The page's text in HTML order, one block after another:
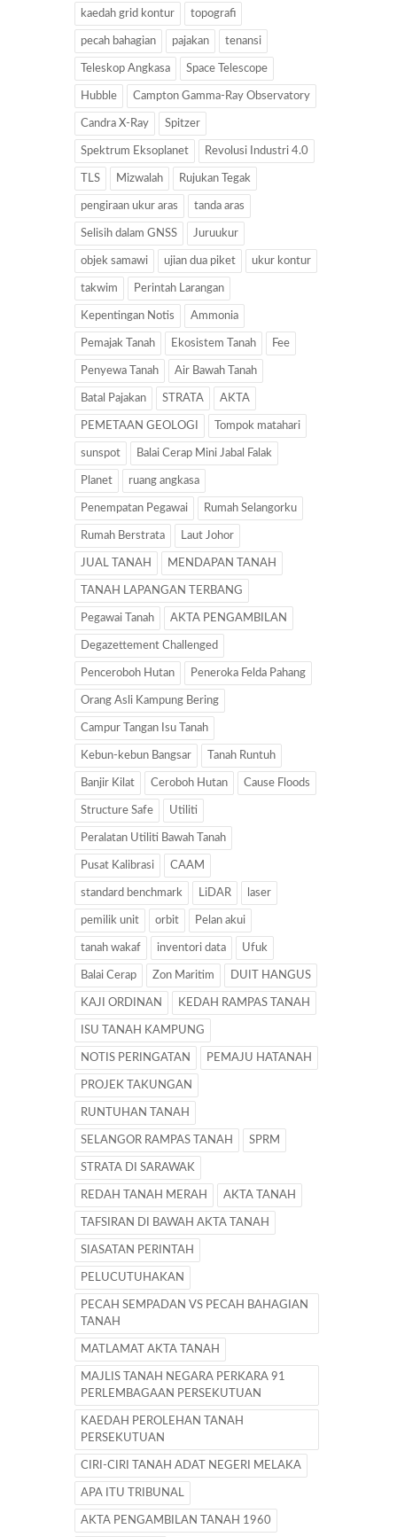
kaedah grid kontur topografi
pecah bahagian pajakan tenansi
Teleskop Angkasa Space Telescope
Hubble Campton Gamma-Ray Observatory
Candra X-Ray Spitzer
Spektrum Eksoplanet Revolusi Industri 4.0
TLS Mizwalah Rujukan Tegak
pengiraan ukur aras tanda aras
Selisih dalam GNSS Juruukur
objek samawi ujian dua piket ukur kontur
takwim Perintah Larangan
Kepentingan Notis Ammonia
Pemajak Tanah Ekosistem Tanah Fee
Penyewa Tanah Air Bawah Tanah
Batal Pajakan STRATA AKTA
PEMETAAN GEOLOGI Tompok matahari
sunspot Balai Cerap Mini Jabal Falak
Planet ruang angkasa
Penempatan Pegawai Rumah Selangorku
Rumah Berstrata Laut Johor
JUAL TANAH MENDAPAN TANAH
TANAH LAPANGAN TERBANG
Pegawai Tanah AKTA PENGAMBILAN
Degazettement Challenged
Penceroboh Hutan Peneroka Felda Pahang
Orang Asli Kampung Bering
Campur Tangan Isu Tanah
Kebun-kebun Bangsar Tanah Runtuh
Banjir Kilat Ceroboh Hutan Cause Floods
Structure Safe Utiliti
Peralatan Utiliti Bawah Tanah
Pusat Kalibrasi CAAM
standard benchmark LiDAR laser
pemilik unit orbit Pelan akui
tanah wakaf inventori data Ufuk
Balai Cerap Zon Maritim DUIT HANGUS
KAJI ORDINAN KEDAH RAMPAS TANAH
ISU TANAH KAMPUNG
NOTIS PERINGATAN PEMAJU HATANAH
PROJEK TAKUNGAN
RUNTUHAN TANAH
SELANGOR RAMPAS TANAH SPRM
STRATA DI SARAWAK
REDAH TANAH MERAH AKTA TANAH
TAFSIRAN DI BAWAH AKTA TANAH
SIASATAN PERINTAH
PELUCUTUHAKAN
PECAH SEMPADAN VS PECAH BAHAGIAN
TANAH
MATLAMAT AKTA TANAH
MAJLIS TANAH NEGARA PERKARA 91
PERLEMBAGAAN PERSEKUTUAN
KAEDAH PEROLEHAN TANAH
PERSEKUTUAN
CIRI-CIRI TANAH ADAT NEGERI MELAKA
APA ITU TRIBUNAL
AKTA PENGAMBILAN TANAH 1960